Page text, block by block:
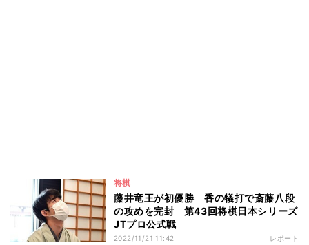
将棋
藤井竜王が初優勝 香の犠打で斎藤八段
の攻めを完封 第43回将棋日本シリーズ
JTプロ公式戦
2022/11/21 11:42 レポート